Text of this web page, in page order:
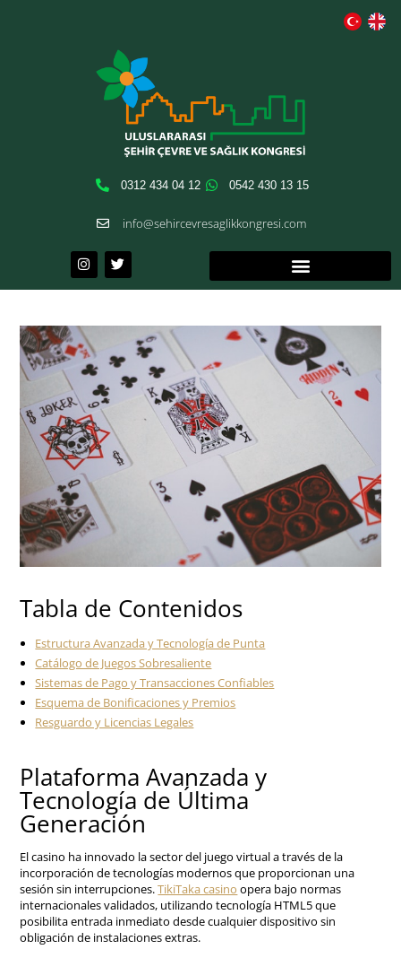
0312 434 04 12 0542 430 13 15
info@sehircevresaglikkongresi.com
Tabla de Contenidos
Estructura Avanzada y Tecnología de Punta
Catálogo de Juegos Sobresaliente
Sistemas de Pago y Transacciones Confiables
Esquema de Bonificaciones y Premios
Resguardo y Licencias Legales
Plataforma Avanzada y
Tecnología de Última
Generación
El casino ha innovado la sector del juego virtual a través de la
incorporación de tecnologías modernos que proporcionan una
sesión sin interrupciones.TikiTaka casino opera bajo normas
internacionales validados, utilizando tecnología HTML5 que
posibilita entrada inmediato desde cualquier dispositivo sin
obligación de instalaciones extras.